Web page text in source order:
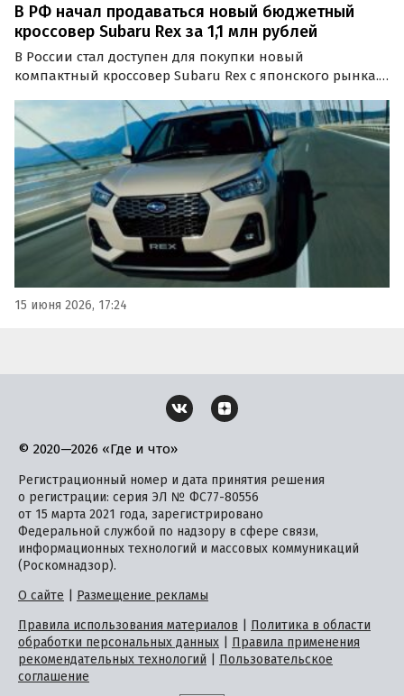
В РФ начал продаваться новый бюджетный
кроссовер Subaru Rex за 1,1 млн рублей
В России стал доступен для покупки новый
компактный кроссовер Subaru Rex с японского рынка.
такого автомобиля из Японии можно по цене от 1 080
000 рублей.
15 июня 2026, 17:24
© 2020—2026 «Где и что»
Регистрационный номер и дата принятия решения
о регистрации: серия ЭЛ № ФС77-80556
от 15 марта 2021 года, зарегистрировано
Федеральной службой по надзору в сфере связи,
информационных технологий и массовых коммуникаций
(Роскомнадзор).
О сайте
Размещение рекламы
Правила использования материалов
Политика в области
обработки персональных данных
Правила применения
рекомендательных технологий
Пользовательское
соглашение